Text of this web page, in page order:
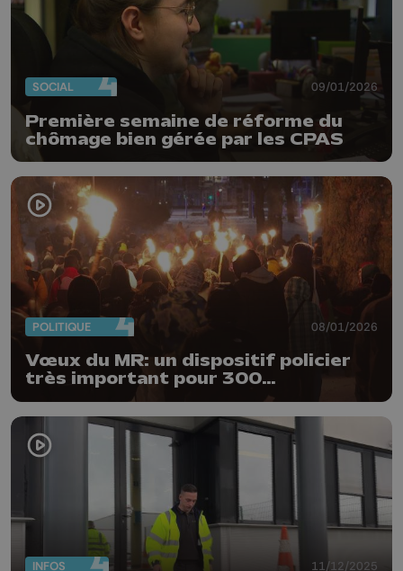
SOCIAL 09/01/2026
Première semaine de réforme du
chômage bien gérée par les CPAS
POLITIQUE 08/01/2026
Vœux du MR: un dispositif policier
très important pour 300
manifestants
INFOS 11/12/2025